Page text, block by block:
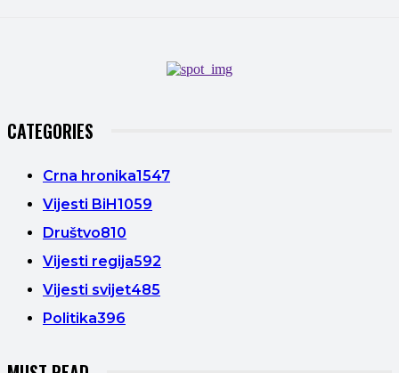
CATEGORIES
Crna hronika1547
Vijesti BiH1059
Društvo810
Vijesti regija592
Vijesti svijet485
Politika396